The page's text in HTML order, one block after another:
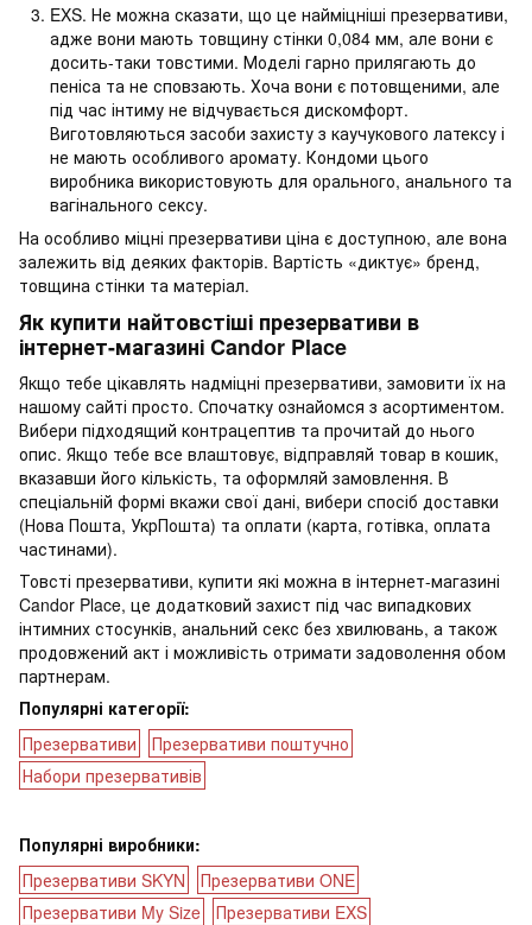
EXS. Не можна сказати, що це найміцніші презервативи,
адже вони мають товщину стінки 0,084 мм, але вони є
досить-таки товстими. Моделі гарно прилягають до
пеніса та не сповзають. Хоча вони є потовщеними, але
під час інтиму не відчувається дискомфорт.
Виготовляються засоби захисту з каучукового латексу і
не мають особливого аромату. Кондоми цього
виробника використовують для орального, анального та
вагінального сексу.
На особливо міцні презервативи ціна є доступною, але вона
залежить від деяких факторів. Вартість «диктує» бренд,
товщина стінки та матеріал.
Як купити найтовстіші презервативи в
інтернет-магазині Candor Place
Якщо тебе цікавлять надміцні презервативи, замовити їх на
нашому сайті просто. Спочатку ознайомся з асортиментом.
Вибери підходящий контрацептив та прочитай до нього
опис. Якщо тебе все влаштовує, відправляй товар в кошик,
вказавши його кількість, та оформляй замовлення. В
спеціальній формі вкажи свої дані, вибери спосіб доставки
(Нова Пошта, УкрПошта) та оплати (карта, готівка, оплата
частинами).
Товсті презервативи, купити які можна в інтернет-магазині
Candor Place, це додатковий захист під час випадкових
інтимних стосунків, анальний секс без хвилювань, а також
продовжений акт і можливість отримати задоволення обом
партнерам.
Популярні категорії:
Презервативи
Презервативи поштучно
Набори презервативів
Популярні виробники:
Презервативи SKYN
Презервативи ONE
Презервативи My Size
Презервативи EXS